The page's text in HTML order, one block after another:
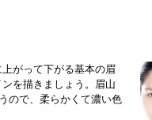
がって下がる基本の眉
を描きましょう。眉山
ので、柔らかくて濃い色